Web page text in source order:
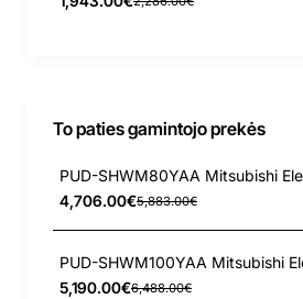
To paties gamintojo prekės
4,706.00€5,883.00€
5,190.00€6,488.00€